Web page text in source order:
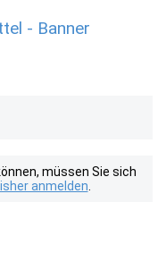
- Banner
müssen Sie sich
anmelden